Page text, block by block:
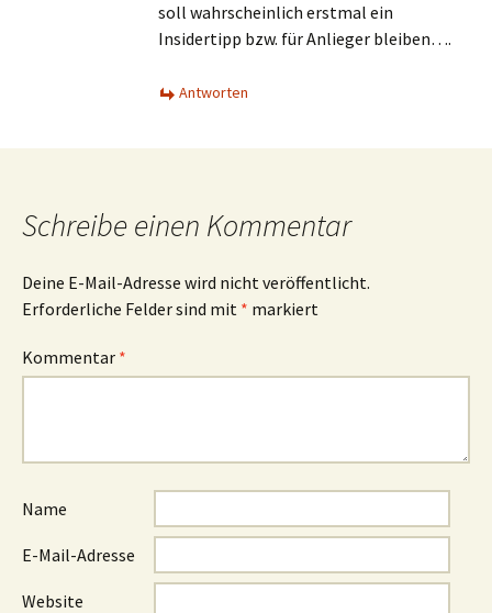
soll wahrscheinlich erstmal ein
Insidertipp bzw. für Anlieger bleiben….
Antworten
Schreibe einen Kommentar
Deine E-Mail-Adresse wird nicht veröffentlicht.
Erforderliche Felder sind mit * markiert
Kommentar *
Name
E-Mail-Adresse
Website